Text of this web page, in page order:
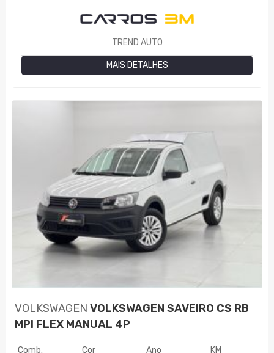
TREND AUTO
MAIS DETALHES
VOLKSWAGEN VOLKSWAGEN SAVEIRO CS RB
MPI FLEX MANUAL 4P
Comb. Cor Ano KM